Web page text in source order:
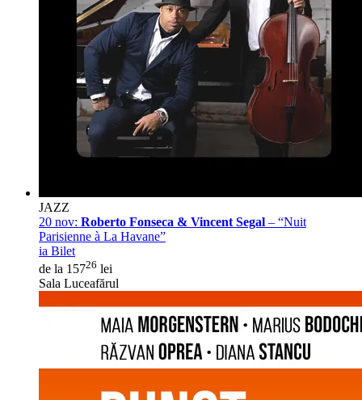
JAZZ
20 nov: Roberto Fonseca & Vincent Segal – “Nuit
Parisienne à La Havane”
ia Bilet
de la 15726 lei
Sala Luceafărul